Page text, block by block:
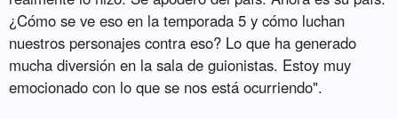
¿Cómo se ve eso en la temporada 5 y cómo luchan
nuestros personajes contra eso? Lo que ha generado
mucha diversión en la sala de guionistas. Estoy muy
emocionado con lo que se nos está ocurriendo".